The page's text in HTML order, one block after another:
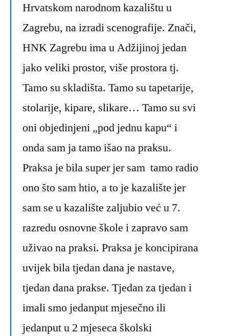
Hrvatskom narodnom kazalištu u
Zagrebu, na izradi scenografije. Znači,
HNK Zagrebu ima u Adžijinoj jedan
jako veliki prostor, više prostora tj.
Tamo su skladišta. Tamo su tapetarije,
stolarije, kipare, slikare… Tamo su svi
oni objedinjeni „pod jednu kapu“ i
onda sam ja tamo išao na praksu.
Praksa je bila super jer sam tamo radio
ono što sam htio, a to je kazalište jer
sam se u kazalište zaljubio već u 7.
razredu osnovne škole i zapravo sam
uživao na praksi. Praksa je koncipirana
uvijek bila tjedan dana je nastave,
tjedan dana prakse. Tjedan za tjedan i
imali smo jedanput mjesečno ili
jedanput u 2 mjeseca školski